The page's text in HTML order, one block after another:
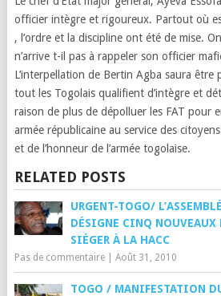
officier intègre et rigoureux. Partout où
, l’ordre et la discipline ont été de mise.
n’arrive t-il pas à rappeler son officier
L’interpellation de Bertin Agba saura
tout les Togolais qualifient d’intègre et
raison de plus de dépolluer les FAT pour
armée républicaine au service des
et de l’honneur de l’armée togolaise.
RELATED POSTS
URGENT-TOGO/
DÉSIGNE CINQ NOUVEAUX
SIÉGER À LA HACC
Pas de commentaire| Août 31, 2010
TOGO / MANIFESTATION